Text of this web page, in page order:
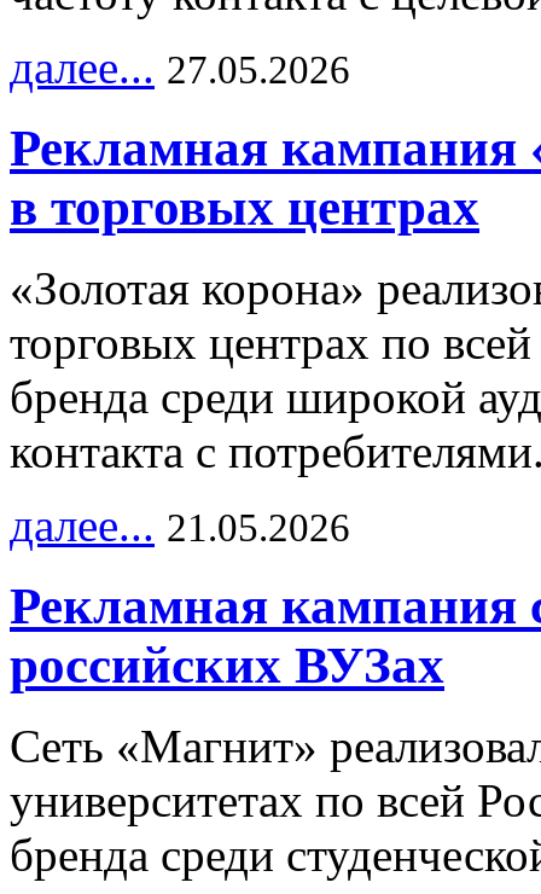
далее... 27.05.2026
Рекламная кампания
в торговых центрах
«Золотая корона»
торговых центрах по
бренда среди широкой
контакта с
далее... 21.05.2026
Рекламная кампания
российских ВУЗах
Сеть «Магнит»
университетах по всей
бренда среди